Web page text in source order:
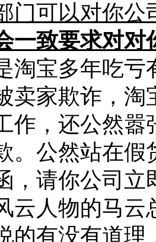
门可以对你公
一致要求对
淘宝多年吃亏
卖家欺诈，
作，还公然
。公然站在假
，请你公司
云人物的马
的有没有道